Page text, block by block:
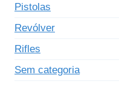
Pistolas
Revólver
Rifles
Sem categoria